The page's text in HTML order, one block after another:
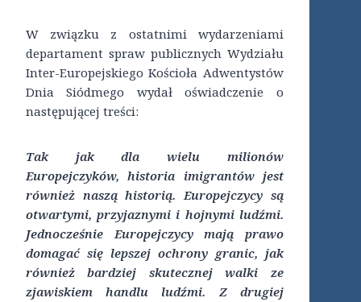
W związku z ostatnimi wydarzeniami
departament spraw publicznych Wydziału
Inter-Europejskiego Kościoła Adwentystów
Dnia Siódmego wydał oświadczenie o
następującej treści:
Tak jak dla wielu milionów
Europejczyków, historia imigrantów jest
również naszą historią. Europejczycy są
otwartymi, przyjaznymi i hojnymi ludźmi.
Jednocześnie Europejczycy mają prawo
domagać się lepszej ochrony granic, jak
również bardziej skutecznej walki ze
zjawiskiem handlu ludźmi. Z drugiej